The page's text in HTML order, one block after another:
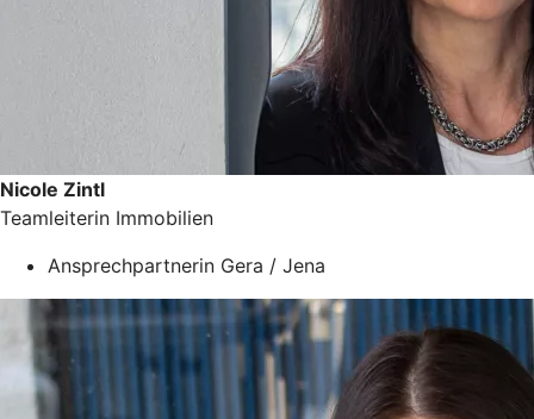
Nicole Zintl
Teamleiterin Immobilien
Ansprechpartnerin Gera / Jena